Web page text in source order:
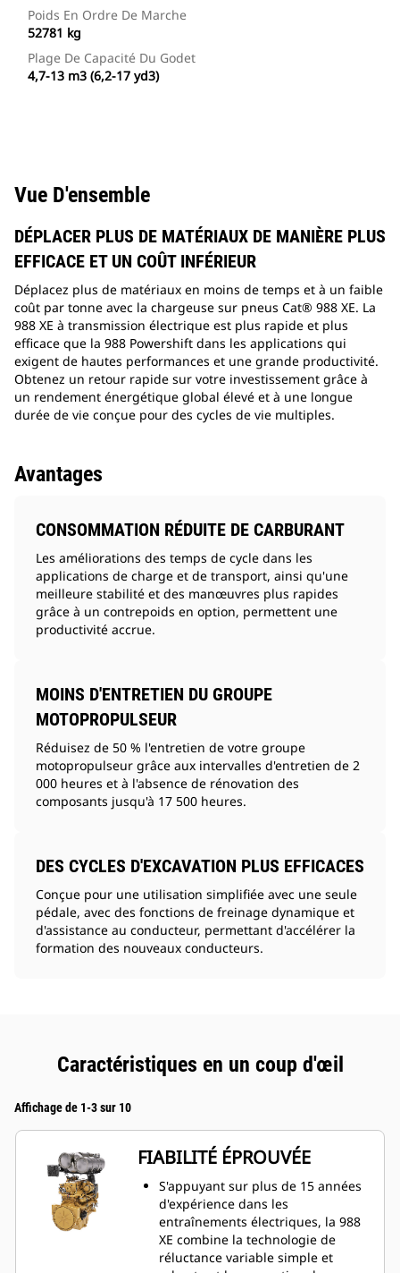
Poids En Ordre De Marche
52781 kg
Plage De Capacité Du Godet
4,7-13 m3 (6,2-17 yd3)
Vue D'ensemble
DÉPLACER PLUS DE MATÉRIAUX DE MANIÈRE PLUS
EFFICACE ET UN COÛT INFÉRIEUR
Déplacez plus de matériaux en moins de temps et à un faible
coût par tonne avec la chargeuse sur pneus Cat® 988 XE. La
988 XE à transmission électrique est plus rapide et plus
efficace que la 988 Powershift dans les applications qui
exigent de hautes performances et une grande productivité.
Obtenez un retour rapide sur votre investissement grâce à
un rendement énergétique global élevé et à une longue
durée de vie conçue pour des cycles de vie multiples.
Avantages
CONSOMMATION RÉDUITE DE CARBURANT
Les améliorations des temps de cycle dans les
applications de charge et de transport, ainsi qu'une
meilleure stabilité et des manœuvres plus rapides
grâce à un contrepoids en option, permettent une
productivité accrue.
MOINS D'ENTRETIEN DU GROUPE
MOTOPROPULSEUR
Réduisez de 50 % l'entretien de votre groupe
motopropulseur grâce aux intervalles d'entretien de 2
000 heures et à l'absence de rénovation des
composants jusqu'à 17 500 heures.
DES CYCLES D'EXCAVATION PLUS EFFICACES
Conçue pour une utilisation simplifiée avec une seule
pédale, avec des fonctions de freinage dynamique et
d'assistance au conducteur, permettant d'accélérer la
formation des nouveaux conducteurs.
Caractéristiques en un coup d'œil
Affichage de 1-3 sur 10
FIABILITÉ ÉPROUVÉE
S'appuyant sur plus de 15 années
d'expérience dans les
entraînements électriques, la 988
XE combine la technologie de
réluctance variable simple et